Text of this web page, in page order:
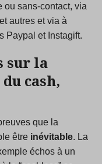
ou sans-contact, via
autres et via à
Paypal et Instagift.
sur la
cash,
que la
être inévitable. La
échos à un